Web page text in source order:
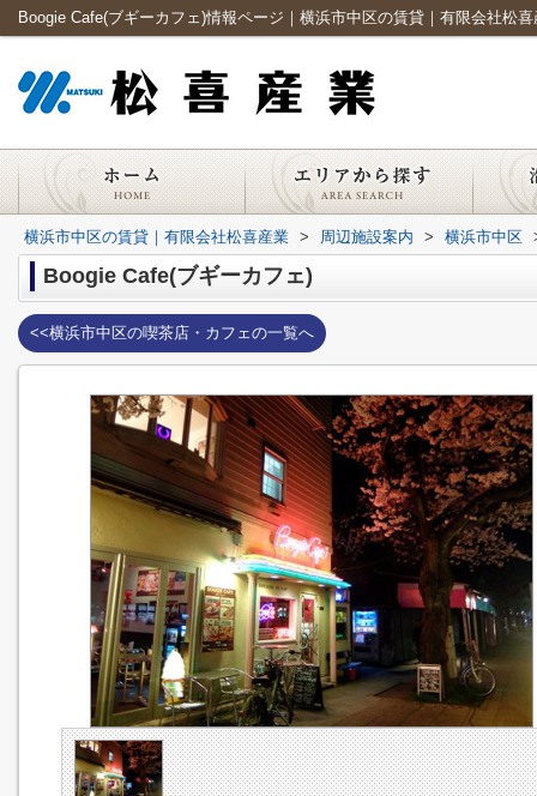
Boogie Cafe(ブギーカフェ)情報ページ｜横浜市中区の賃貸｜有限会社松喜
横浜市中区の賃貸｜有限会社松喜産業 > 周辺施設案内 > 横浜市中区
Boogie Cafe(ブギーカフェ)
<<横浜市中区の喫茶店・カフェの一覧へ